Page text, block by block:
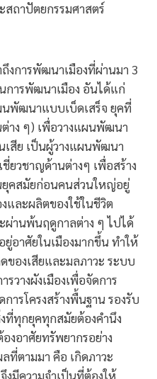
สถาปัตยกรรมศาสตร์
งการพัฒนาเมืองที่ผ่านมา 3
การพัฒนาเมือง อันได้แก่
นพัฒนาแบบเบ็ดเสร็จ ยุคที่
าง ๆ) เพื่อวางแผนพัฒนา
เสีย เป็นผู้วางแผนพัฒนา
ชี่ยวชาญด้านต่างๆ เพื่อสร้าง
ยุคสมัยก่อนคนส่วนใหญ่อยู่
และผลิตของใช้ในชีวิต
ผ่านพ้นฤดูกาลต่าง ๆ ไปได้
อาศัยในเมืองมากขึ้น ทำให้
ของเสียและมลภาวะ ระบบ
วางผังเมืองเพื่อจัดการ
ารโครงสร้างพื้นฐาน รองรับ
ที่ทุกยุคทุกสมัยต้องคำนึง
งอาศัยทรัพยากรอย่าง
ที่ตามมา คือ เกิดภาวะ
มีความจำเป็นที่ต้องให้